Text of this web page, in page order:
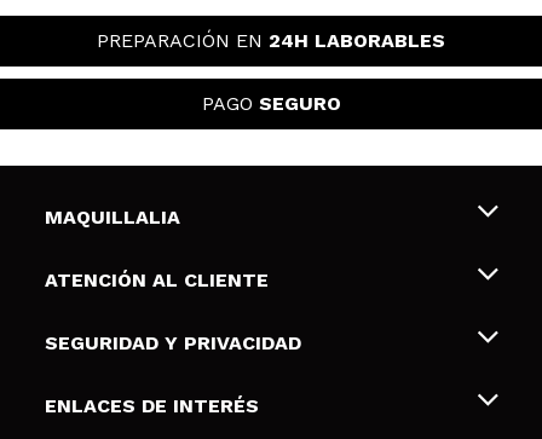
PREPARACIÓN EN 24H LABORABLES
PAGO SEGURO
MAQUILLALIA
Sobre nosotros
Tarjetas de Regalo
ATENCIÓN AL CLIENTE
Envíos y devoluciones
Formas de pago
SEGURIDAD Y PRIVACIDAD
Terminos y condiciones de uso
ENLACES DE INTERÉS